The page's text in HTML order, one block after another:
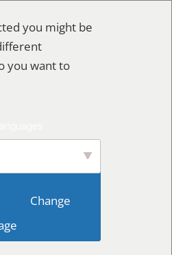
you might be
you want to